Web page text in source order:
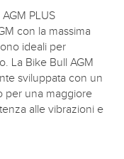
PLUS
con la massima
ideali per
La Bike Bull AGM
sviluppata con un
per una maggiore
alle vibrazioni e